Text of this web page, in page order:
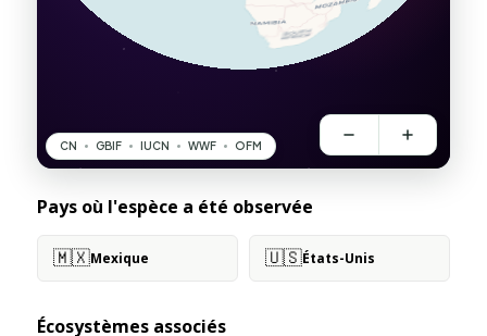
Pays où l'espèce a été observée
🇲🇽Mexique 🇺🇸États-Unis
Écosystèmes associés